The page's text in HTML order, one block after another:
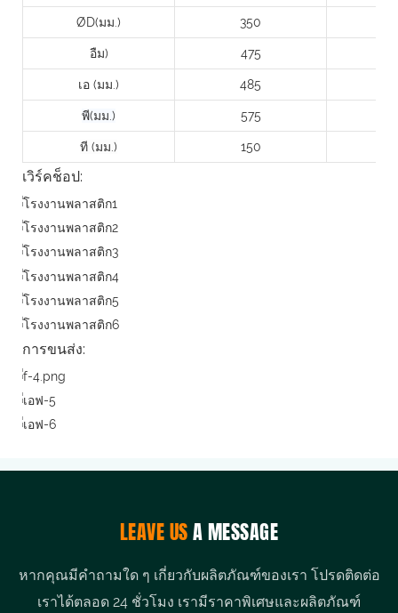
ØD(มม.) 350
อืม) 475
เอ (มม.) 485
พี(มม.) 575
ที (มม.) 150
เวิร์คช็อป:
การขนส่ง:
LEAVE USA MESSAGE
หากคุณมีคำถามใด ๆ เกี่ยวกับผลิตภัณฑ์ของเรา โปรดติดต่อ
เราได้ตลอด 24 ชั่วโมง เรามีราคาพิเศษและผลิตภัณฑ์